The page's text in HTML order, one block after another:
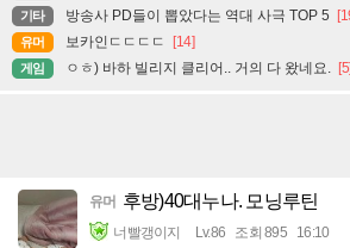
기타 방송사 PD들이 뽑았다는 역대 사극 TOP 5
유머 보카인ㄷㄷㄷㄷ [14]
게임 ㅇㅎ) 바하 빌리지 클리어.. 거의 다 왔네요. [5]
유머 후방)40대누나. 모닝루틴
너빨갱이지 Lv.86 조회 895 16:10